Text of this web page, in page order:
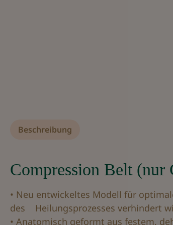
Beschreibung
Compression Belt (nur
• Neu entwickeltes Modell für
des Heilungsprozesses verhindert
• Anatomisch geformt aus festem,